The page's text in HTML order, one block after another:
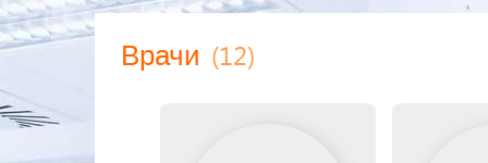
Врачи (12)